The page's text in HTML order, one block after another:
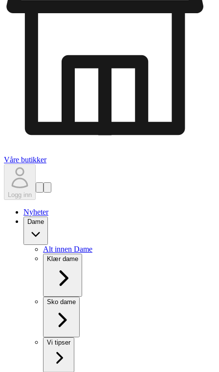
Våre butikker
Logg inn
Nyheter
Dame
Alt innen Dame
Klær dame
Sko dame
Vi tipser